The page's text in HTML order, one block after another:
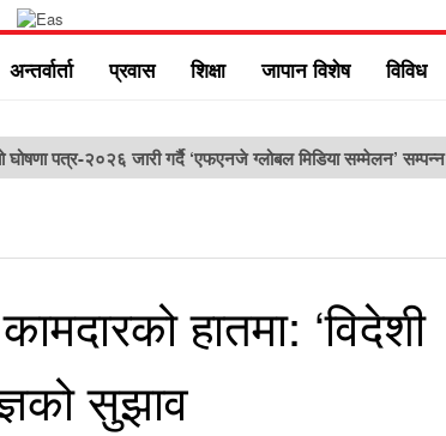
अन्तर्वार्ता प्रवास शिक्षा जापान विशेष विविध
पत्र-२०२६ जारी गर्दै ‘एफएनजे ग्लोबल मिडिया सम्मेलन’ सम्पन्न
हातमा: ‘विदेशी
सुझाव